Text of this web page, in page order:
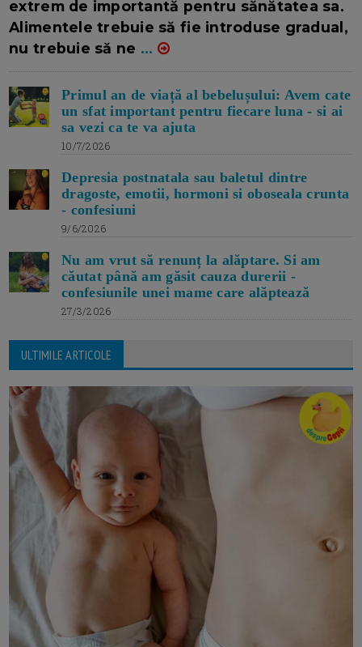
extrem de importantă pentru sănătatea sa.
Alimentele trebuie să fie introduse gradual,
nu trebuie să ne ...
Primul an de viață al bebelușului: Avem cate
un sfat important pentru fiecare luna - si ai
sa vezi ca te va ajuta
10/7/2026
Depresia postnatala sau baletul dintre
dragoste, emotii, hormoni si oboseala crunta
- confesiuni
9/6/2026
Nu am vrut să renunț la alăptare. Si am
căutat până am găsit cauza durerii -
confesiunile unei mame care alăptează
27/3/2026
ULTIMILE ARTICOLE